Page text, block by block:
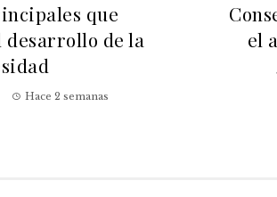
que
de la
Hace 2 semanas
el